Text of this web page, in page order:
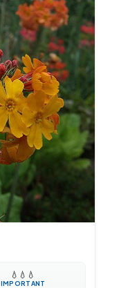
💧 💧 💧
IMPORTANT